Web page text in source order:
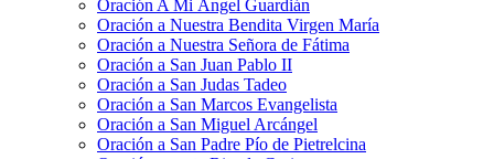
Oración A Mi Ángel Guardián
Oración a Nuestra Bendita Virgen María
Oración a Nuestra Señora de Fátima
Oración a San Juan Pablo II
Oración a San Judas Tadeo
Oración a San Marcos Evangelista
Oración a San Miguel Arcángel
Oración a San Padre Pío de Pietrelcina